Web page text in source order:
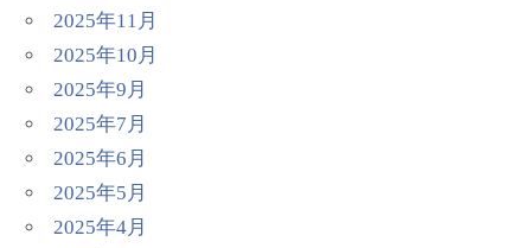
2025年11月
2025年10月
2025年9月
2025年7月
2025年6月
2025年5月
2025年4月